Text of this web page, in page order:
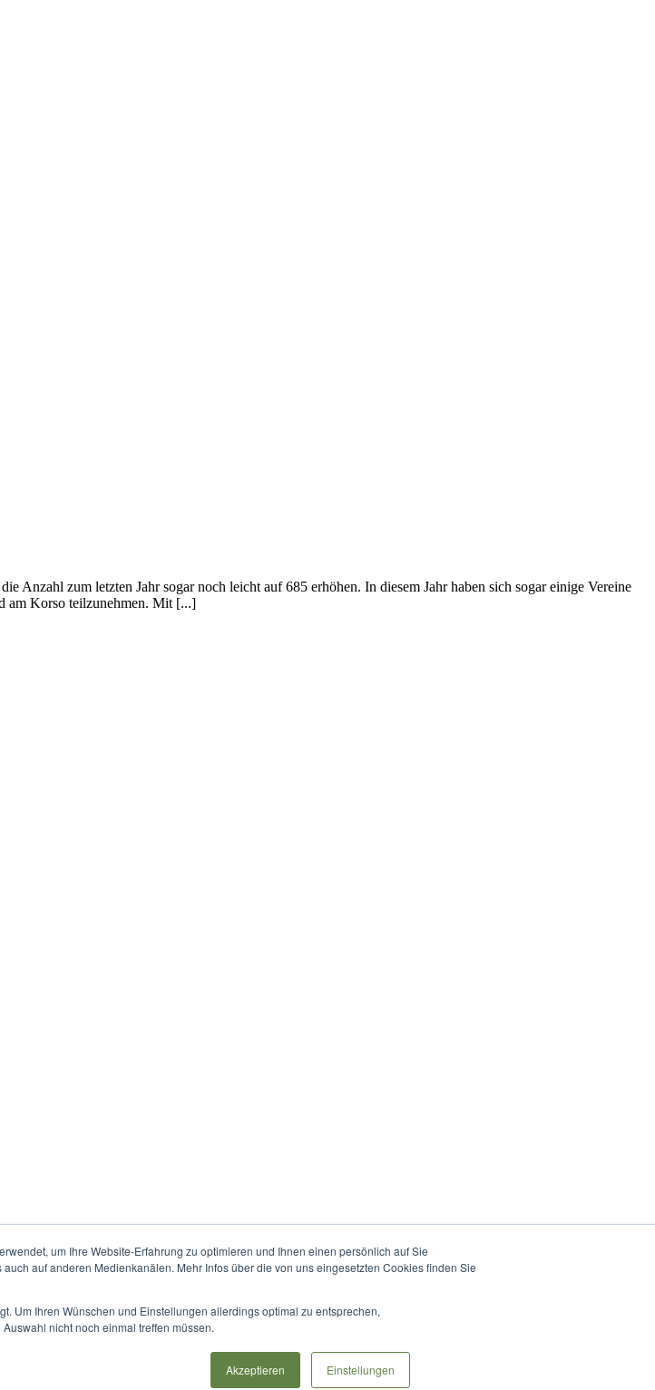
um Ihre Website-Erfahrung zu optimieren und Ihnen einen persönlich auf Sie
auf anderen Medienkanälen. Mehr Infos über die von uns eingesetzten Cookies finden Sie
Um Ihren Wünschen und Einstellungen allerdings optimal zu entsprechen,
nicht noch einmal treffen müssen.
Akzeptieren Einstellungen
Anzahl zum letzten Jahr sogar noch leicht auf 685 erhöhen. In diesem Jahr haben sich sogar einige Vereine
am Korso teilzunehmen. Mit [...]